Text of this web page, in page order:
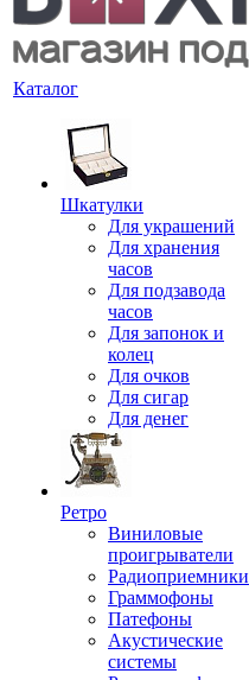
Каталог
Шкатулки
Для украшений
Для хранения
часов
Для подзавода
часов
Для запонок и
колец
Для очков
Для сигар
Для денег
Ретро
Виниловые
проигрыватели
Радиоприемники
Граммофоны
Патефоны
Акустические
системы